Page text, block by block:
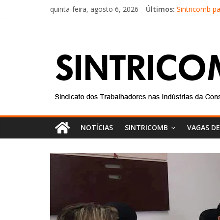
quinta-feira, agosto 6, 2026 Últimos: Sintricomb
Equipe do
NOTÍCIAS SINTRICOMB VAGAS